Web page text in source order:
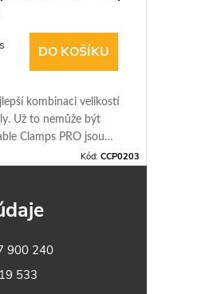
DO KOŠÍKU
kombinaci velikostí
Už to nemůže být
Clamps PRO jsou
pro organizaci
použitelné,
Kód: CCP0203
900 240
533